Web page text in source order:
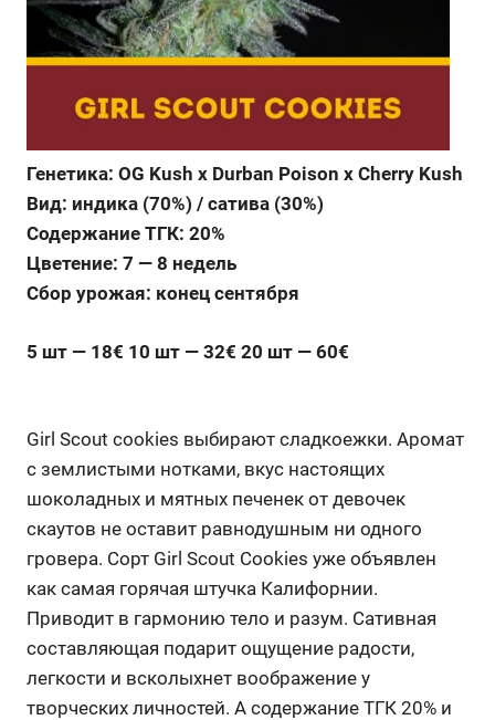
Генетика: OG Kush x Durban Poison x Cherry Kush
Вид: индика (70%) / сатива (30%)
Содержание ТГК: 20%
Цветение: 7 — 8 недель
Сбор урожая: конец сентября
5 шт — 18€ 10 шт — 32€ 20 шт — 60€
Girl Scout cookies выбирают сладкоежки. Аромат
с землистыми нотками, вкус настоящих
шоколадных и мятных печенек от девочек
скаутов не оставит равнодушным ни одного
гровера. Сорт Girl Scout Cookies уже объявлен
как самая горячая штучка Калифорнии.
Приводит в гармонию тело и разум. Сативная
составляющая подарит ощущение радости,
легкости и всколыхнет воображение у
творческих личностей. А содержание ТГК 20% и